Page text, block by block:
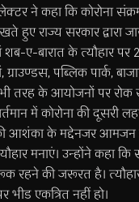
ने कहा कि कोरोना
राज्य सरकार द्वारा
ए-बारात के त्यौहार पर
पब्लिक पार्क,
तरह के आयोजनों पर रोक
में कोरोना की दूसरी
आशंका के मद्देनजर आमजन
मनाएं। उन्होंने कहा
रहने की जरूरत है।
भीड एकत्रित नहीं हो।